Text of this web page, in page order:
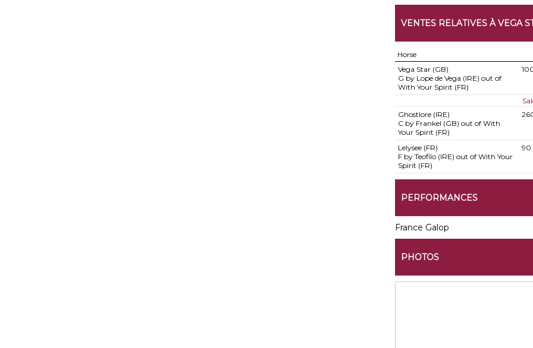
VENTES RELATIVES À VEGA
Horse
Vega Star (GB)
G by Lope de Vega (IRE) out of
With Your Spirit (FR)
Ghostlore (IRE)
C by Frankel (GB) out of With
Your Spirit (FR)
Lelysee (FR)
F by Teofilo (IRE) out of With Your
Spirit (FR)
PERFORMANCES
France Galop
PHOTOS